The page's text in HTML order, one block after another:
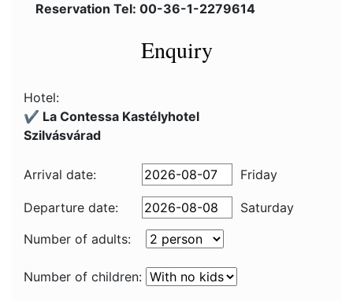
Reservation Tel: 00-36-1-2279614
Enquiry
Hotel:
✔️ La Contessa Kastélyhotel
Szilvásvárad
Arrival date: Friday
Departure date:
Saturday
Number of adults:
Number of children: